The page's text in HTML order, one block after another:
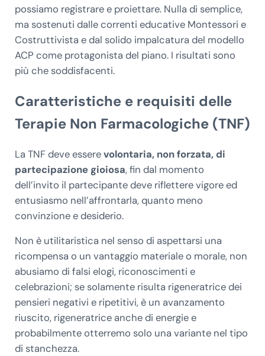
possiamo registrare e proiettare. Nulla di semplice,
ma sostenuti dalle correnti educative Montessori e
Costruttivista e dal solido impalcatura del modello
ACP come protagonista del piano. I risultati sono
più che soddisfacenti.
Caratteristiche e requisiti delle
Terapie Non Farmacologiche (TNF)
La TNF deve esserevolontaria, non forzata, di
partecipazione gioiosa, fin dal momento
dell’invito il partecipante deve riflettere vigore ed
entusiasmo nell’affrontarla, quanto meno
convinzione e desiderio.
Non è utilitaristica nel senso di aspettarsi una
ricompensa o un vantaggio materiale o morale, non
abusiamo di falsi elogi, riconoscimenti e
celebrazioni; se solamente risulta rigeneratrice dei
pensieri negativi e ripetitivi, è un avanzamento
riuscito, rigeneratrice anche di energie e
probabilmente otterremo solo una variante nel tipo
di stanchezza.